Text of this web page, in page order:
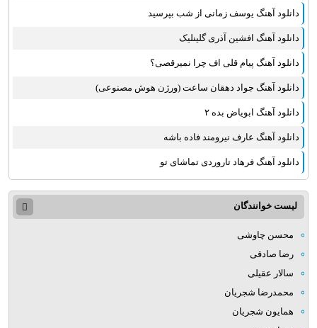
دانلود آهنگ یوسف زمانی از شب بپرسید
دانلود آهنگ افشین آذری گلینلیک
دانلود آهنگ پیام قلی اف چرا نمیرقصی؟
دانلود آهنگ جواد دهقان ساعت (ورژن هوش مصنوعی)
دانلود آهنگ ابویاض بده ۲
دانلود آهنگ عارف نیرومند فاده باشه
دانلود آهنگ فرهاد تاروردی تماشای تو
لیست خوانندگان
محسن چاوشی
رضا صادقی
سالار عقیلی
محمدرضا شجریان
همایون شجریان